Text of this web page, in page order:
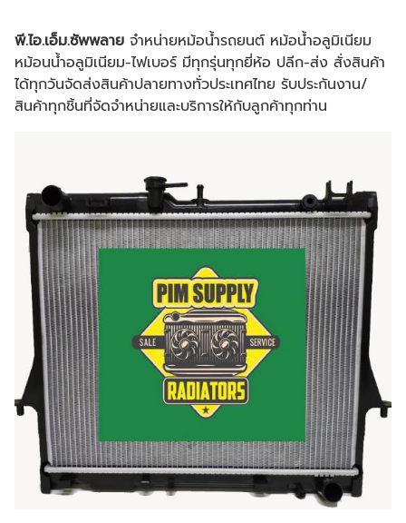
พี.ไอ.เอ็ม.ซัพพลาย จำหน่ายหม้อน้ำรถยนต์ หม้อน้ำอลูมิเนียม
หม้อนน้ำอลูมิเนียม-ไฟเบอร์ มีทุกรุ่นทุกยี่ห้อ ปลีก-ส่ง สั่งสินค้า
ได้ทุกวันจัดส่งสินค้าปลายทางทั่วประเทศไทย รับประกันงาน/
สินค้าทุกชิ้นที่จัดจำหน่ายและบริการให้กับลูกค้าทุกท่าน